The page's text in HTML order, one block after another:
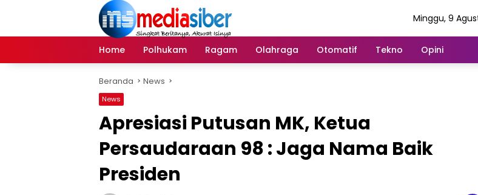
Minggu, 9
Home Polhukam Ragam Olahraga Otomatif Tekno Opini
Beranda News
News
Apresiasi Putusan MK, Ketua
Persaudaraan 98 : Jaga Nama Baik
Presiden